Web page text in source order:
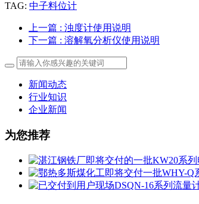
TAG: 中子料位计
上一篇 : 浊度计使用说明
下一篇 : 溶解氧分析仪使用说明
新闻动态
行业知识
企业新闻
为您推荐